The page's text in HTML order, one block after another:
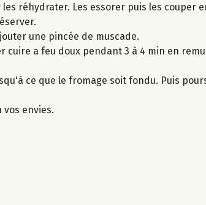
réhydrater. Les essorer puis les couper
une pincée de muscade.
a feu doux pendant 3 à 4 min en
ce que le fromage soit fondu. Puis
envies.